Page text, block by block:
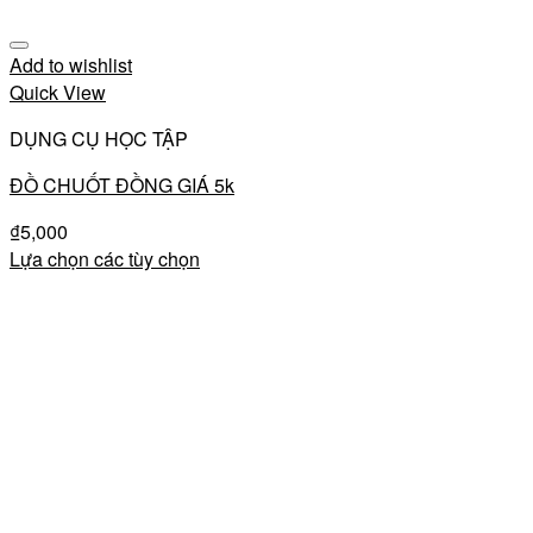
Add to wishlist
Quick View
DỤNG CỤ HỌC TẬP
ĐỒ CHUỐT ĐỒNG GIÁ 5k
₫5,000
Lựa chọn các tùy chọn